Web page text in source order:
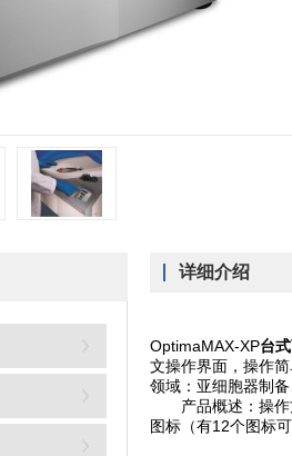
详细介绍
OptimaMAX-XP台
文操作界面，操作
领域：亚细胞器制
产品概述：操作方
图标（有12个图标